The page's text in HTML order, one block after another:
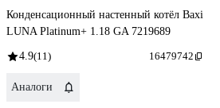
Конденсационный настенный котёл Baxi
LUNA Platinum+ 1.18 GA 7219689
4.9(11) 16479742
Аналоги